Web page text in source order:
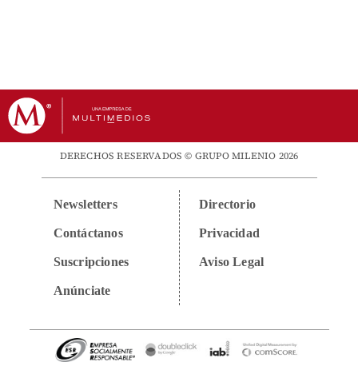
DERECHOS RESERVADOS © GRUPO MILENIO 2026
Newsletters
Contáctanos
Suscripciones
Anúnciate
Directorio
Privacidad
Aviso Legal